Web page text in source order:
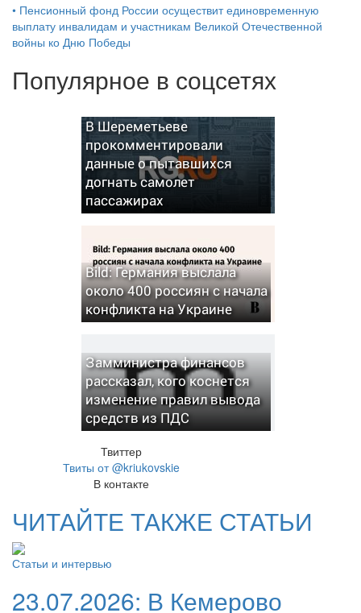
• Пенсионный фонд России осуществит единовременную
выплату инвалидам и участникам Великой Отечественной
войны ко Дню Победы
Популярное в соцсетях
В Шереметьеве
прокомментировали
данные о пытавшихся
догнать самолет
пассажирах
Bild: Германия выслала
около 400 россиян с начала
конфликта на Украине
Замминистра финансов
рассказал, кого коснется
изменение правил вывода
средств из ПДС
Твиттер
Твиты от @kriukovskie
В контакте
ЧИТАЙТЕ ТАКЖЕ СТАТЬИ
Статьи и интервью
23.07.2026: В Кемерово